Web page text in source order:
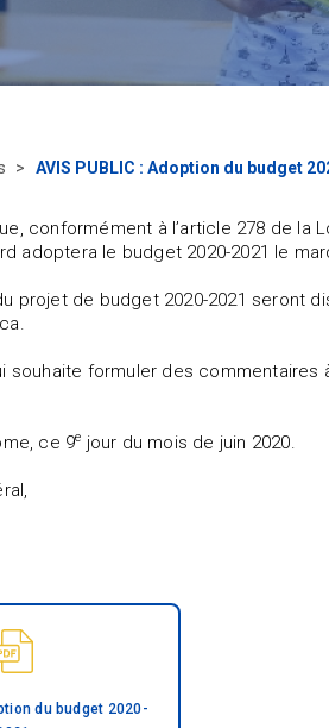
AVIS PUBLIC : Adoption du budget
conformément à l’article 278 de
adoptera le budget 2020-2021 le
projet de budget 2020-2021 seront
souhaite formuler des
ce 9e jour du mois de juin 2020.
du budget 2020-